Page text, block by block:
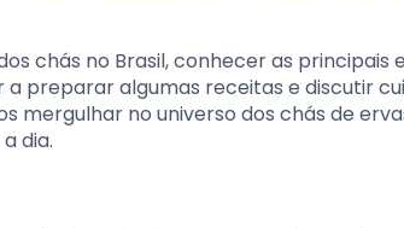
chás no Brasil, conhecer as principais
preparar algumas receitas e discutir
mergulhar no universo dos chás de
dia.